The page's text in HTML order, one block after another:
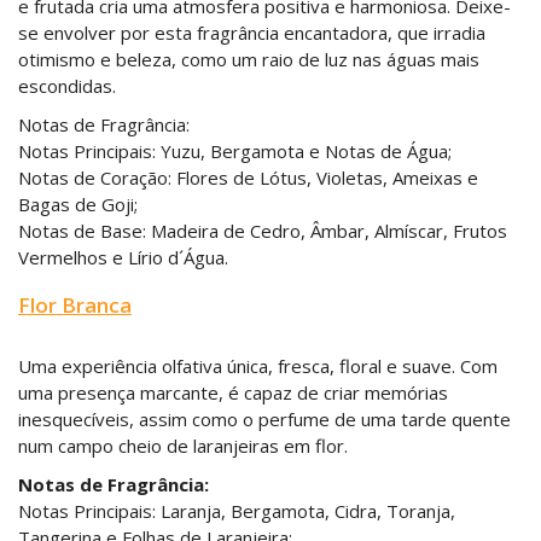
e frutada cria uma atmosfera positiva e harmoniosa. Deixe-
se envolver por esta fragrância encantadora, que irradia
otimismo e beleza, como um raio de luz nas águas mais
escondidas.
Notas de Fragrância:
Notas Principais: Yuzu, Bergamota e Notas de Água;
Notas de Coração: Flores de Lótus, Violetas, Ameixas e
Bagas de Goji;
Notas de Base: Madeira de Cedro, Âmbar, Almíscar, Frutos
Vermelhos e Lírio d´Água.
Flor Branca
Uma experiência olfativa única, fresca, floral e suave. Com
uma presença marcante, é capaz de criar memórias
inesquecíveis, assim como o perfume de uma tarde quente
num campo cheio de laranjeiras em flor.
Notas de Fragrância:
Notas Principais: Laranja, Bergamota, Cidra, Toranja,